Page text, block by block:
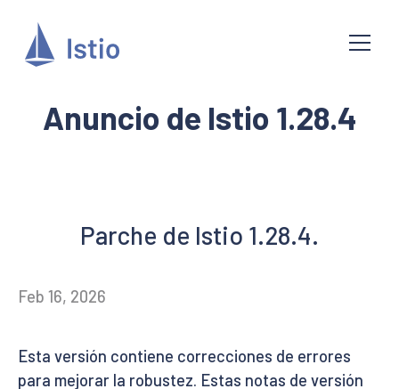
Anuncio de Istio 1.28.4
Parche de Istio 1.28.4.
Feb 16, 2026
Esta versión contiene correcciones de errores
para mejorar la robustez. Estas notas de versión